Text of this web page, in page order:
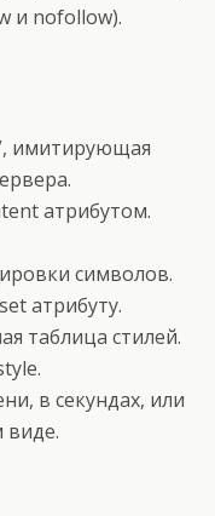
и nofollow).
имитирующая
атрибутом.
символов.
атрибуту.
таблица стилей.
в секундах, или
виде.